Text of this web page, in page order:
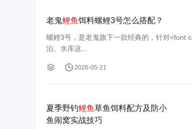
老鬼鲤鱼饵料螺鲤3号怎么搭配？
螺鲤3号，是老鬼旗下一款经典的，针对<font
泊、水库这...
2026-05-21
夏季野钓鲤鱼草鱼饵料配方及防小
鱼闹窝实战技巧